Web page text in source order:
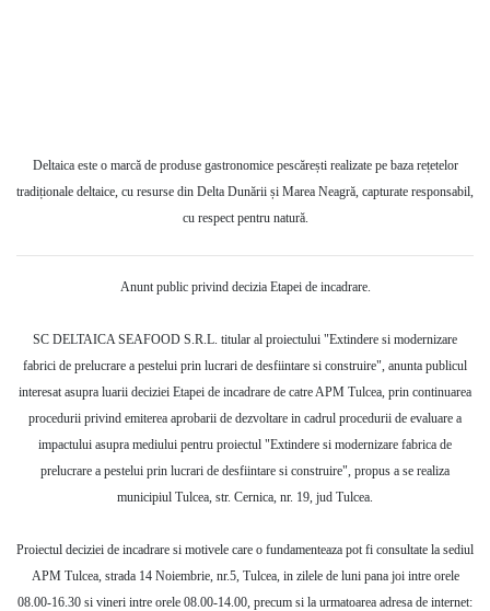
Deltaica este o marcă de produse gastronomice pescărești realizate pe baza rețetelor
tradiționale deltaice, cu resurse din Delta Dunării și Marea Neagră, capturate responsabil,
cu respect pentru natură.
Anunt public privind decizia Etapei de incadrare.
SC DELTAICA SEAFOOD S.R.L. titular al proiectului "Extindere si modernizare
fabrici de prelucrare a pestelui prin lucrari de desfiintare si construire", anunta publicul
interesat asupra luarii deciziei Etapei de incadrare de catre APM Tulcea, prin continuarea
procedurii privind emiterea aprobarii de dezvoltare in cadrul procedurii de evaluare a
impactului asupra mediului pentru proiectul "Extindere si modernizare fabrica de
prelucrare a pestelui prin lucrari de desfiintare si construire", propus a se realiza
municipiul Tulcea, str. Cernica, nr. 19, jud Tulcea.
Proiectul deciziei de incadrare si motivele care o fundamenteaza pot fi consultate la sediul
APM Tulcea, strada 14 Noiembrie, nr.5, Tulcea, in zilele de luni pana joi intre orele
08.00-16.30 si vineri intre orele 08.00-14.00, precum si la urmatoarea adresa de internet: